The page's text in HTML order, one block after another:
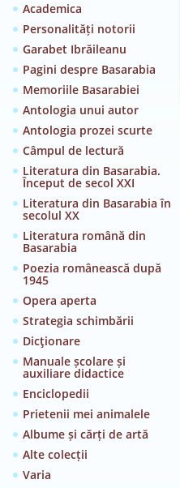
Academica
Personalități notorii
Garabet Ibrăileanu
Pagini despre Basarabia
Memoriile Basarabiei
Antologia unui autor
Antologia prozei scurte
Câmpul de lectură
Literatura din Basarabia.
Început de secol XXI
Literatura din Basarabia în
secolul XX
Literatura română din
Basarabia
Poezia românească după
1945
Opera aperta
Strategia schimbării
Dicţionare
Manuale școlare și
auxiliare didactice
Enciclopedii
Prietenii mei animalele
Albume și cărți de artă
Alte colecții
Varia